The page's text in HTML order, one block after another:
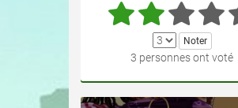
3 personnes ont voté